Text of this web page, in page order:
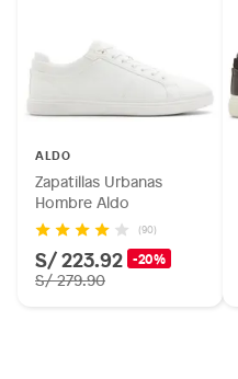
ALDO
Zapatillas Urbanas
Hombre Aldo
(90)
S/ 223.92 -20%
S/ 279.90